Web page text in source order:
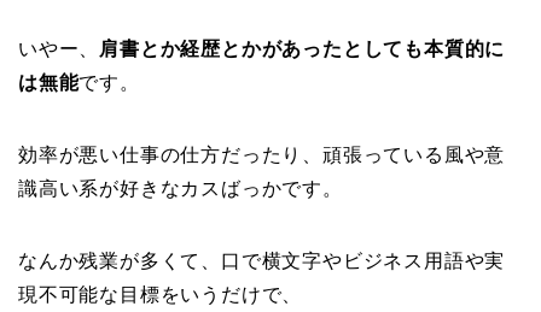
いやー、
肩書とか経歴とかがあったとしても本質的に
は無能です。
効率が悪い仕事の仕方だったり、頑張っている風や意
識高い系が好きなカスばっかです。
なんか残業が多くて、口で横文字やビジネス用語や実
現不可能な目標をいうだけで、